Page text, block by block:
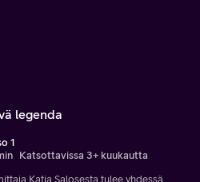
legenda
1
Katsottavissa 3+ kuukautta
Katja Salosesta tulee yhdessä